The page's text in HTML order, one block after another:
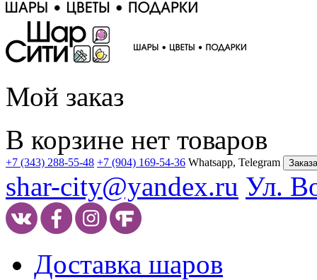
Мой заказ
В корзине нет товаров
+7 (343) 288-55-48 +7 (904) 169-54-36 Whatsapp, Telegram
shar-city@yandex.ru Ул.
Доставка шаров